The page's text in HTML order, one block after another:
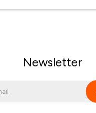
Newsletter